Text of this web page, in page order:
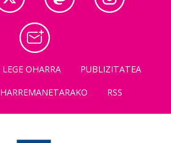
LEGE OHARRA
PUBLIZITATEA
HARREMANETARAKO RSS